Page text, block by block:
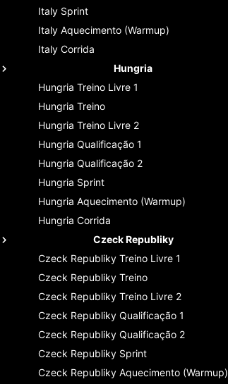
Italy Sprint
Italy Aquecimento (Warmup)
Italy Corrida
Hungria
Hungria Treino Livre 1
Hungria Treino
Hungria Treino Livre 2
Hungria Qualificação 1
Hungria Qualificação 2
Hungria Sprint
Hungria Aquecimento (Warmup)
Hungria Corrida
Czeck Republiky
Czeck Republiky Treino Livre 1
Czeck Republiky Treino
Czeck Republiky Treino Livre 2
Czeck Republiky Qualificação 1
Czeck Republiky Qualificação 2
Czeck Republiky Sprint
Czeck Republiky Aquecimento (Warmup)